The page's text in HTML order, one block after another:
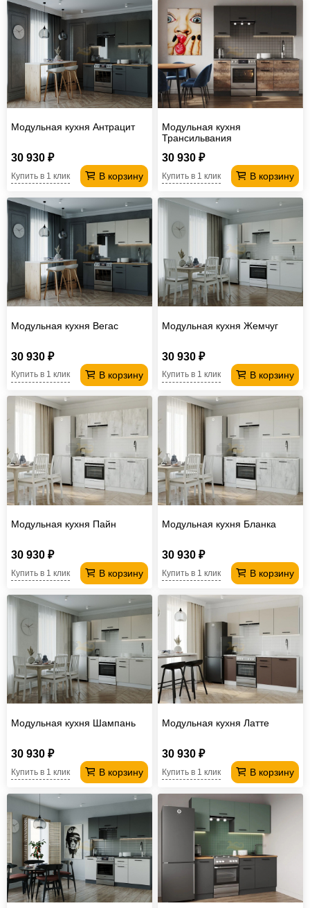
Модульная кухня Антрацит
30 930 ₽
В корзину
Купить в 1 клик
Модульная кухня
Трансильвания
30 930 ₽
В корзину
Купить в 1 клик
Модульная кухня Вегас
30 930 ₽
В корзину
Купить в 1 клик
Модульная кухня Жемчуг
30 930 ₽
В корзину
Купить в 1 клик
Модульная кухня Пайн
30 930 ₽
В корзину
Купить в 1 клик
Модульная кухня Бланка
30 930 ₽
В корзину
Купить в 1 клик
Модульная кухня Шампань
30 930 ₽
В корзину
Купить в 1 клик
Модульная кухня Латте
30 930 ₽
В корзину
Купить в 1 клик